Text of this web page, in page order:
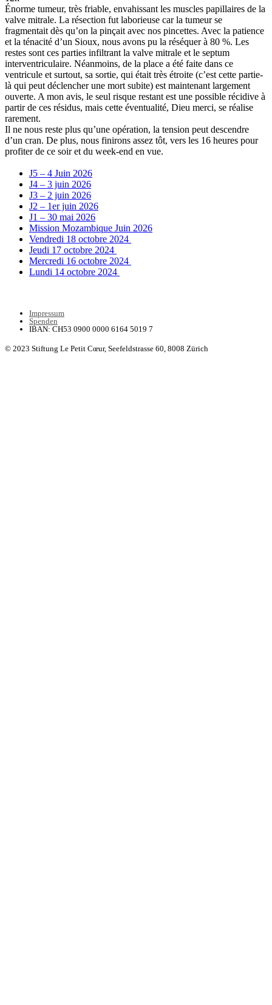
Énorme tumeur, très friable, envahissant les muscles papillaires de la
valve mitrale. La résection fut laborieuse car la tumeur se
fragmentait dès qu’on la pinçait avec nos pincettes. Avec la patience
et la ténacité d’un Sioux, nous avons pu la réséquer à 80 %. Les
restes sont ces parties infiltrant la valve mitrale et le septum
interventriculaire. Néanmoins, de la place a été faite dans ce
ventricule et surtout, sa sortie, qui était très étroite (c’est cette partie-
là qui peut déclencher une mort subite) est maintenant largement
ouverte. A mon avis, le seul risque restant est une possible récidive à
partir de ces résidus, mais cette éventualité, Dieu merci, se réalise
rarement.
Il ne nous reste plus qu’une opération, la tension peut descendre
d’un cran. De plus, nous finirons assez tôt, vers les 16 heures pour
profiter de ce soir et du week-end en vue.
J5 – 4 Juin 2026
J4 – 3 juin 2026
J3 – 2 juin 2026
J2 – 1er juin 2026
J1 – 30 mai 2026
Mission Mozambique Juin 2026
Vendredi 18 octobre 2024
Jeudi 17 octobre 2024
Mercredi 16 octobre 2024
Lundi 14 octobre 2024
Impressum
Spenden
IBAN: CH53 0900 0000 6164 5019 7
© 2023 Stiftung Le Petit Cœur, Seefeldstrasse 60, 8008 Zürich